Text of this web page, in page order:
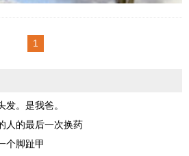
定有某些暗示某些预警某些契
然是因为之前埋下的种子。
即便是无悔，仍旧有遗憾吧。
这个世界，更多时候，我不以
从他离开世界，每个喜爱他的
王家卫让他反复说的那句著名台
词。 你知不知道，有一种鸟
是没有脚的？它只能够一直在天
1
。是我爸。
人的最后一次换药
个脚趾甲